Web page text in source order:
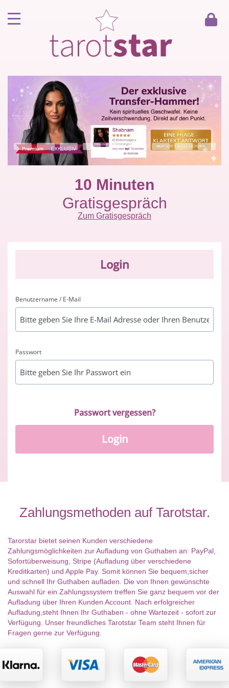
Kunde werden
Berater werden
Kartenlegen Gratisgespräch
Gästebuch
10 Minuten
Gratisgespräch
Zum Gratisgespräch
Login
Benutzername / E-Mail
Passwort
Login
Passwort vergessen?
Zahlungsmethoden auf Tarotstar.
Tarorstar bietet seinen Kunden verschiedene
Zahlungsmöglichkeiten zur Aufladung von Guthaben an: PayPal,
Sofortüberweisung, Stripe (Aufladung über verschiedene
Kreditkarten) und Apple Pay. Somit können Sie bequem,sicher
und schnell Ihr Guthaben aufladen. Die von Ihnen gewünschte
Auswahl für ein Zahlungssystem treffen Sie ganz bequem vor der
Aufladung über Ihren Kunden Account. Nach erfolgreicher
Aufladung,steht Ihnen Ihr Guthaben - ohne Wartezeit - sofort zur
Verfügung. Unser freundliches Tarotstar Team steht Ihnen für
Fragen gerne zur Verfügung.